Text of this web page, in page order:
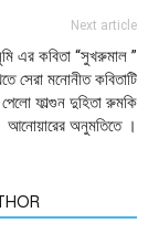
Next article
এর কবিতা “সুখরুমাল ”
সেরা মনোনীত কবিতাটি
ফাল্গুন দুহিতা রুমকি
আনোয়ারের অনুমতিতে ।